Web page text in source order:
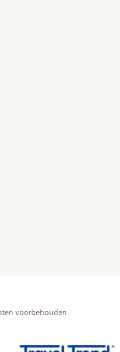
voorbehouden.